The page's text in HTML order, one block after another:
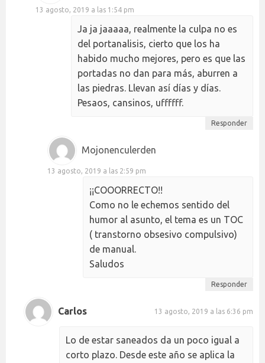
13 agosto, 2019 a las 1:54 pm
Ja ja jaaaaa, realmente la culpa no es
del portanalisis, cierto que los ha
habido mucho mejores, pero es que las
portadas no dan para más, aburren a
las piedras. Llevan así días y días.
Pesaos, cansinos, uffffff.
Responder
Mojonenculerden
13 agosto, 2019 a las 2:59 pm
¡¡COOORRECTO!!
Como no le echemos sentido del
humor al asunto, el tema es un TOC
( transtorno obsesivo compulsivo)
de manual.
Saludos
Responder
Carlos 13 agosto, 2019 a las 6:36 pm
Lo de estar saneados da un poco igual a
corto plazo. Desde este año se aplica la